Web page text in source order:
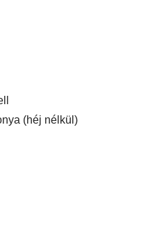
(héj nélkül)